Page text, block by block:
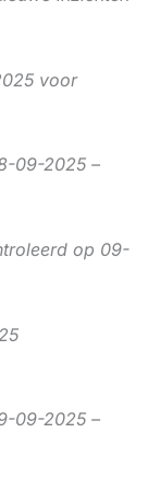
voor
09-2025 –
op 09-
09-2025 –